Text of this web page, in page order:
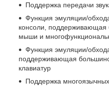
Поддержка передачи
Функция эмуляции/
консоли, поддерживающая
мыши и
Функция эмуляции/
поддерживающая
клавиатур
Поддержка